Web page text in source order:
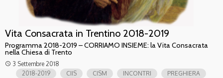
Vita Consacrata in Trentino 2018-2019
Programma 2018-2019 – CORRIAMO INSIEME: la Vita Consacrata
nella Chiesa di Trento
access_time 3 Settembre 2018
2018-2019 CIIS CISM INCONTRI
PREGHIERA